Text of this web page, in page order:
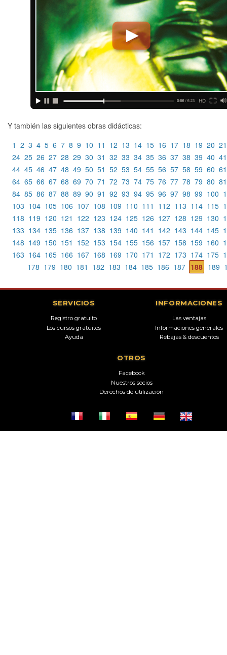
Y también las siguientes obras didácticas:
1 2 3 4 5 6 7 8 9 10 11 12 13 14 15 16 17 18 19 20 21
24 25 26 27 28 29 30 31 32 33 34 35 36 37 38 39 40 41
44 45 46 47 48 49 50 51 52 53 54 55 56 57 58 59 60 61
64 65 66 67 68 69 70 71 72 73 74 75 76 77 78 79 80 81
84 85 86 87 88 89 90 91 92 93 94 95 96 97 98 99 100
103 104 105 106 107 108 109 110 111 112 113 114 115
118 119 120 121 122 123 124 125 126 127 128 129 130
133 134 135 136 137 138 139 140 141 142 143 144 145
148 149 150 151 152 153 154 155 156 157 158 159 160
163 164 165 166 167 168 169 170 171 172 173 174 175
178 179 180 181 182 183 184 185 186 187 188 189
SERVICIOS
Registro gratuito
Los cursos gratuitos
Ayuda
INFORMACIONES
Las ventajas
Informaciones generales
Rebajas & descuentos
OTROS
Facebook
Nuestros socios
Derechos de utilización